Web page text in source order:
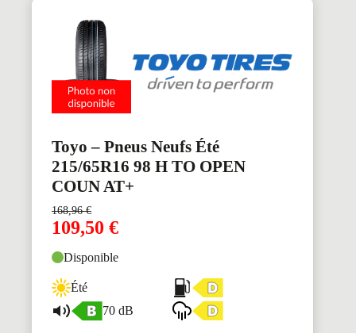
Toyo – Pneus Neufs Été
215/65R16 98 H TO OPEN
COUN AT+
168,96€
109,50 €
Disponible
Été
70 dB